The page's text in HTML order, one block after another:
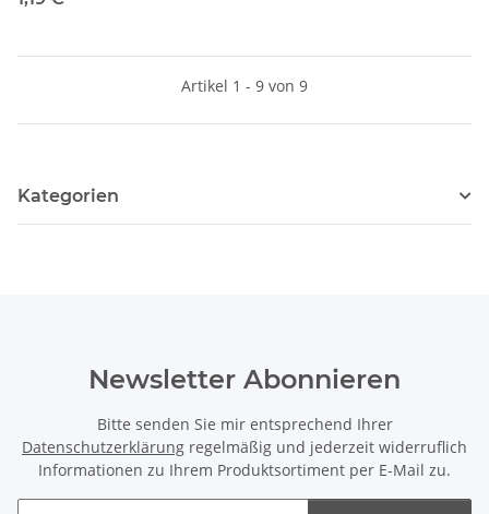
Artikel 1 - 9 von 9
Kategorien
Newsletter Abonnieren
Bitte senden Sie mir entsprechend Ihrer
Datenschutzerklärung regelmäßig und jederzeit widerruflich
Informationen zu Ihrem Produktsortiment per E-Mail zu.